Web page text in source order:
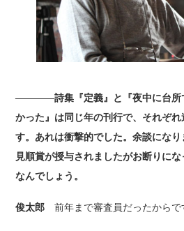
――――詩集『定義』と『夜中に台所
かった』は同じ年の刊行で、それぞ
す。あれは衝撃的でした。余談にな
見順賞が授与されましたがお断りに
なんでしょう。
俊太郎 前年まで審査員だったからで